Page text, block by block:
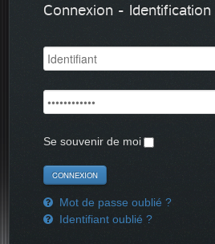
Connexion - Identification
Se souvenir de moi
Mot de passe oublié ?
Identifiant oublié ?